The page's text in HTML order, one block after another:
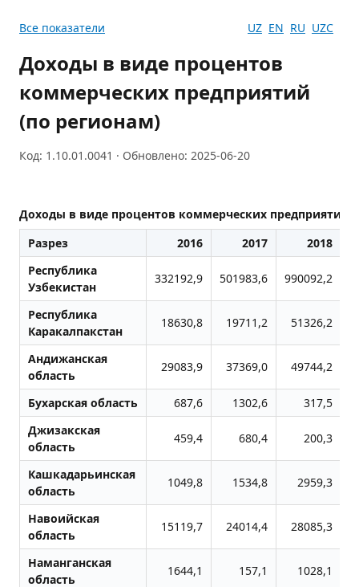
Все показатели UZ EN RU UZC
Доходы в виде процентов
коммерческих предприятий
(по регионам)
Код: 1.10.01.0041 · Обновлено: 2025-06-20
Доходы в виде процентов коммерческих предприятий
Разрез
2016 2017
2018
Республика
Узбекистан
332192,9 501983,6 990092,2
Республика
Каракалпакстан
18630,8 19711,2 51326,2
Андижанская
область
29083,9 37369,0 49744,2
Бухарская область 687,6 1302,6
317,5
Джизакская
область
459,4 680,4 200,3
Кашкадарьинская
область
1049,8 1534,8 2959,3
Навоийская
область
15119,7 24014,4 28085,3
Наманганская
область
1644,1 157,1 1028,1